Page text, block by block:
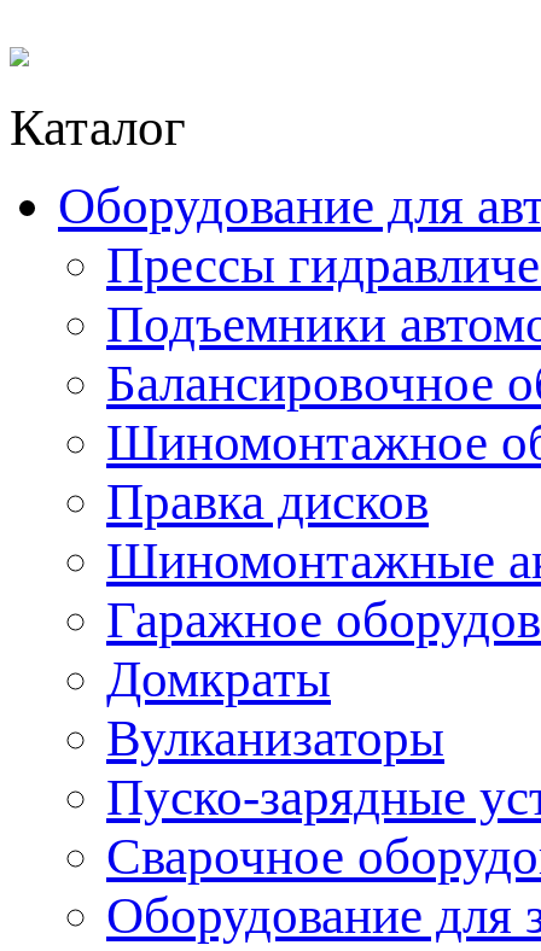
Каталог
Оборудование для
Прессы
Подъемники
Балансировочное
Шиномонтажное
Правка дисков
Шиномонтажные
Гаражное
Домкраты
Вулканизаторы
Пуско-зарядные
Сварочное
Оборудование для